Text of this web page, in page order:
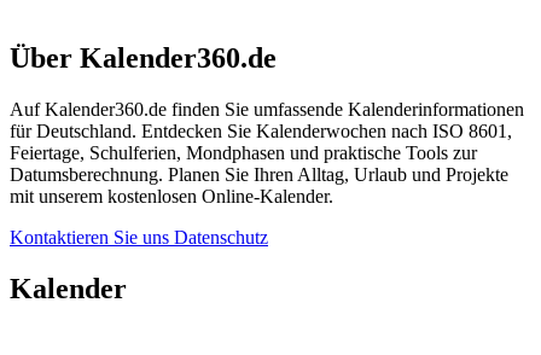
Über Kalender360.de
Auf Kalender360.de finden Sie umfassende Kalenderinformationen
für Deutschland. Entdecken Sie Kalenderwochen nach ISO 8601,
Feiertage, Schulferien, Mondphasen und praktische Tools zur
Datumsberechnung. Planen Sie Ihren Alltag, Urlaub und Projekte
mit unserem kostenlosen Online-Kalender.
Kontaktieren Sie uns Datenschutz
Kalender